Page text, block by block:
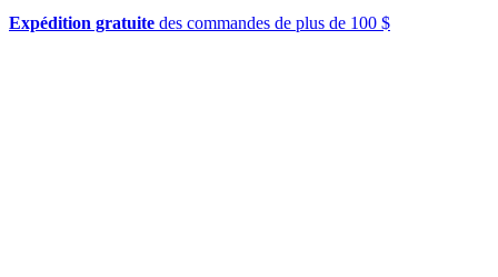
Expédition gratuite des commandes de plus de 100 $